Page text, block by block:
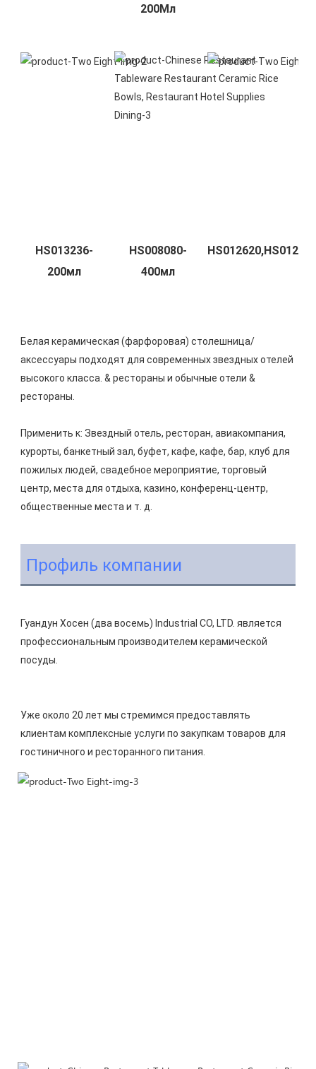
200Мл
HS013236-
HS008080-
400мл
Белая керамическая (фарфоровая) столешница/
аксессуары подходят для современных звездных отелей
высокого класса. & рестораны и обычные отели &
Применить к: Звездный отель, ресторан, авиакомпания,
курорты, банкетный зал, буфет, кафе, кафе, бар, клуб для
пожилых людей, свадебное мероприятие, торговый
центр, места для отдыха, казино, конференц-центр,
Профиль компании
Гуандун Хосен (два восемь) Industrial CO, LTD. является
профессиональным производителем керамической
Уже около 20 лет мы стремимся предоставлять
клиентам комплексные услуги по закупкам товаров для